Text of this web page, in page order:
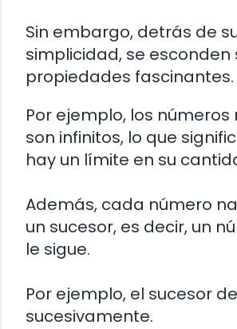
Sin embargo, detrás de
simplicidad, se esconden
propiedades fascinantes.
Por ejemplo, los
son infinitos, lo que
hay un límite en su
Además, cada número
un sucesor, es decir, un
le sigue.
Por ejemplo, el sucesor
sucesivamente.